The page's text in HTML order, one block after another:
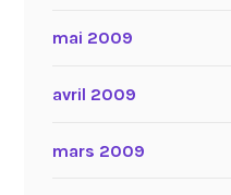
mai 2009
avril 2009
mars 2009